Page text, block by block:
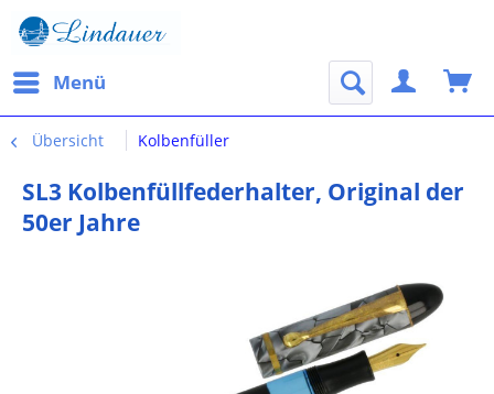
Menü
Übersicht Kolbenfüller
SL3 Kolbenfüllfederhalter, Original der
50er Jahre